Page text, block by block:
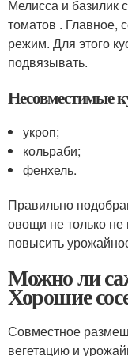
Мелисса и базилик
томатов . Главное,
режим. Для этого
подвязывать.
Несовместимые
укроп;
кольраби;
фенхель.
Правильно
овощи не только не
повысить
Можно ли
Хорошие
Совместное
вегетацию и